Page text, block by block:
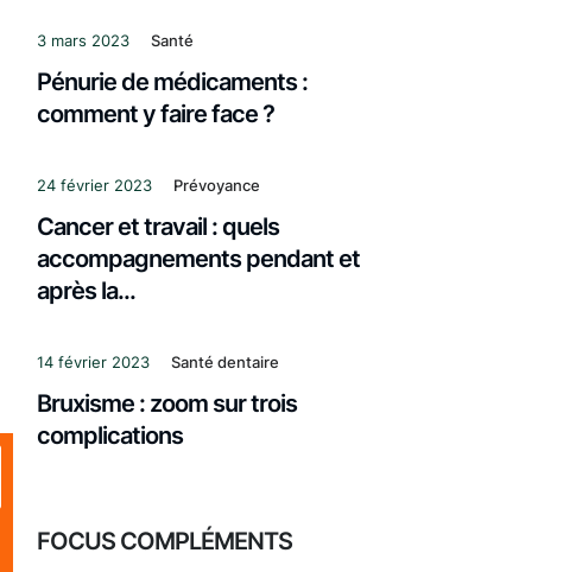
3 mars 2023 Santé
Pénurie de médicaments :
comment y faire face ?
24 février 2023 Prévoyance
Cancer et travail : quels
accompagnements pendant et
après la...
14 février 2023 Santé dentaire
Bruxisme : zoom sur trois
complications
FOCUS COMPLÉMENTS